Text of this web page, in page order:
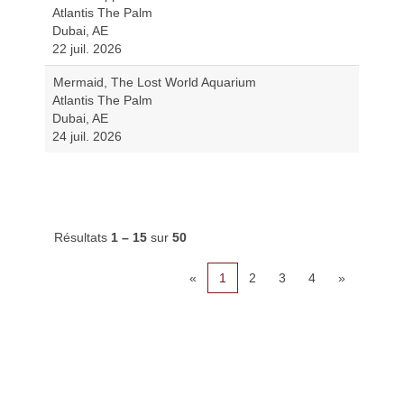
Atlantis The Palm
Dubai, AE
22 juil. 2026
Mermaid, The Lost World Aquarium
Atlantis The Palm
Dubai, AE
24 juil. 2026
Résultats 1 – 15 sur 50
« 1 2 3 4 »